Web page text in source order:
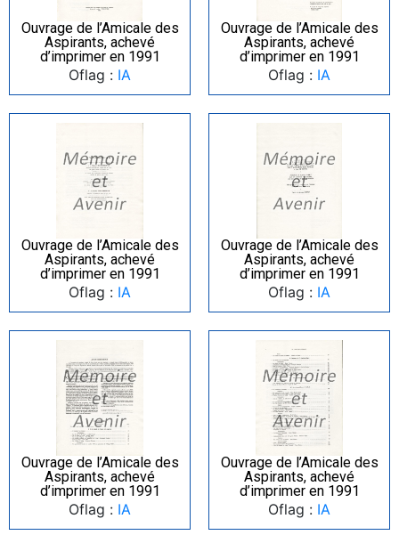
Ouvrage de l’Amicale des
Aspirants, achevé
d’imprimer en 1991
Oflag : IA
Ouvrage de l’Amicale des
Aspirants, achevé
d’imprimer en 1991
Oflag : IA
Ouvrage de l’Amicale des
Aspirants, achevé
d’imprimer en 1991
Oflag : IA
Ouvrage de l’Amicale des
Aspirants, achevé
d’imprimer en 1991
Oflag : IA
Ouvrage de l’Amicale des
Aspirants, achevé
d’imprimer en 1991
Oflag : IA
Ouvrage de l’Amicale des
Aspirants, achevé
d’imprimer en 1991
Oflag : IA